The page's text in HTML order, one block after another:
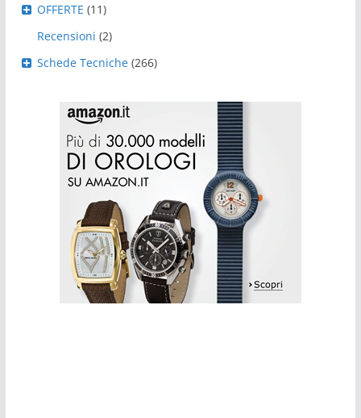
OFFERTE (11)
Recensioni (2)
Schede Tecniche (266)